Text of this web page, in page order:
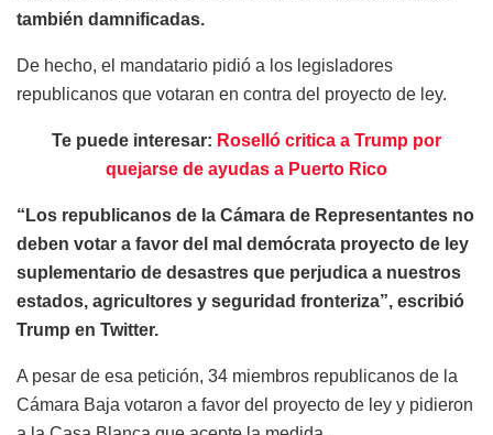
también damnificadas.
De hecho, el mandatario pidió a los legisladores
republicanos que votaran en contra del proyecto de ley.
Te puede interesar: Roselló critica a Trump por
quejarse de ayudas a Puerto Rico
“Los republicanos de la Cámara de Representantes no
deben votar a favor del mal demócrata proyecto de ley
suplementario de desastres que perjudica a nuestros
estados, agricultores y seguridad fronteriza”, escribió
Trump en Twitter.
A pesar de esa petición, 34 miembros republicanos de la
Cámara Baja votaron a favor del proyecto de ley y pidieron